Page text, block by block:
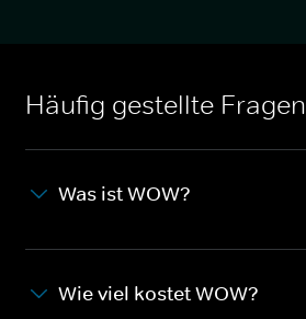
Häufig gestellte Fragen
Was ist WOW?
Wie viel kostet WOW?